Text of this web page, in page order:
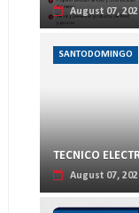
August 07,
SANTODOMINGO
TECNICO
August 07,